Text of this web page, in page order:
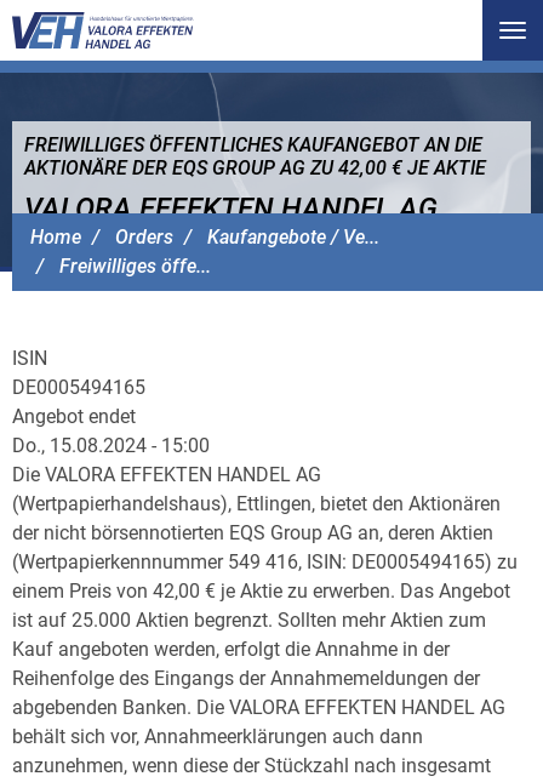
Home Orders
Kaufangebote / Ve...
Freiwilliges öffe...
FREIWILLIGES ÖFFENTLICHES KAUFANGEBOT AN DIE
AKTIONÄRE DER EQS GROUP AG ZU 42,00 € JE AKTIE
VALORA EFFEKTEN HANDEL AG
ISIN
DE0005494165
Angebot endet
Do., 15.08.2024 - 15:00
Die VALORA EFFEKTEN HANDEL AG
(Wertpapierhandelshaus), Ettlingen, bietet den Aktionären
der nicht börsennotierten EQS Group AG an, deren Aktien
(Wertpapierkennnummer 549 416, ISIN: DE0005494165) zu
einem Preis von 42,00 € je Aktie zu erwerben. Das Angebot
ist auf 25.000 Aktien begrenzt. Sollten mehr Aktien zum
Kauf angeboten werden, erfolgt die Annahme in der
Reihenfolge des Eingangs der Annahmemeldungen der
abgebenden Banken. Die VALORA EFFEKTEN HANDEL AG
behält sich vor, Annahmeerklärungen auch dann
anzunehmen, wenn diese der Stückzahl nach insgesamt